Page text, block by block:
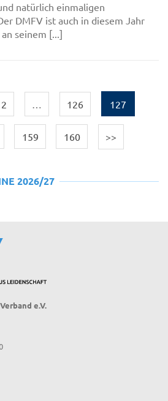
natürlich einmaligen
DMFV ist auch in diesem Jahr
seinem [...]
2 126 127
159 160 >>
2026/27
e.V.